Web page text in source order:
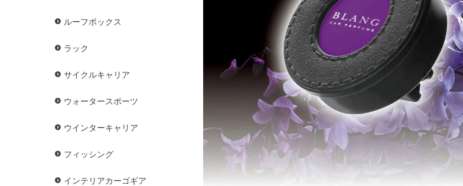
ルーフボックス
ラック
サイクルキャリア
ウォータースポーツ
ウインターキャリア
フィッシング
インテリアカーゴギア